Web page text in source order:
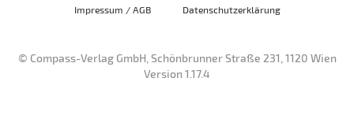
Impressum / AGB Datenschutzerklärung
© Compass-Verlag GmbH, Schönbrunner Straße 231, 1120 Wien
Version 1.17.4